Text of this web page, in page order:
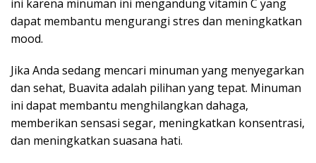
ini karena minuman ini mengandung vitamin C yang
dapat membantu mengurangi stres dan meningkatkan
mood.
Jika Anda sedang mencari minuman yang menyegarkan
dan sehat, Buavita adalah pilihan yang tepat. Minuman
ini dapat membantu menghilangkan dahaga,
memberikan sensasi segar, meningkatkan konsentrasi,
dan meningkatkan suasana hati.